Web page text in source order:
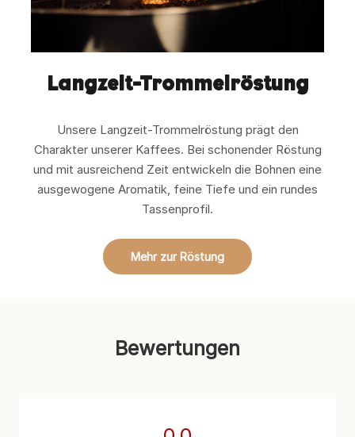
Langzeit-Trommelröstung
Unsere Langzeit-Trommelröstung prägt den
Charakter unserer Kaffees. Bei schonender Röstung
und mit ausreichend Zeit entwickeln die Bohnen eine
ausgewogene Aromatik, feine Tiefe und ein rundes
Tassenprofil.
Mehr zur Röstung
Bewertungen